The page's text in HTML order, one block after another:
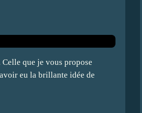
que je vous propose
eu la brillante idée de